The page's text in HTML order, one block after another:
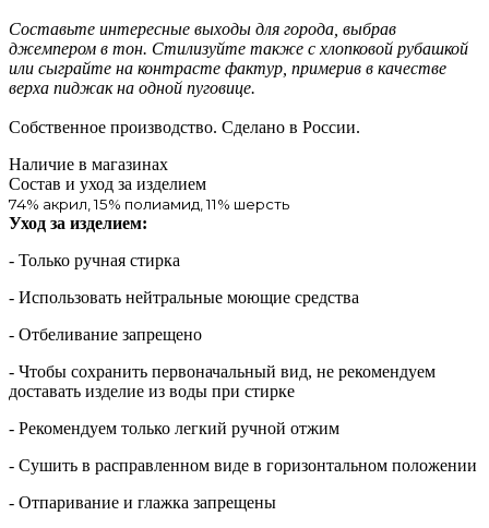
Составьте интересные выходы для города, выбрав
джемпером в тон. Стилизуйте также с хлопковой рубашкой
или сыграйте на контрасте фактур, примерив в качестве
верха пиджак на одной пуговице.
Собственное производство. Сделано в России.
Наличие в магазинах
Состав и уход за изделием
74% акрил, 15% полиамид, 11% шерсть
Уход за изделием:
- Только ручная стирка
- Использовать нейтральные моющие средства
- Отбеливание запрещено
- Чтобы сохранить первоначальный вид, не рекомендуем
доставать изделие из воды при стирке
- Рекомендуем только легкий ручной отжим
- Сушить в расправленном виде в горизонтальном положении
- Отпаривание и глажка запрещены